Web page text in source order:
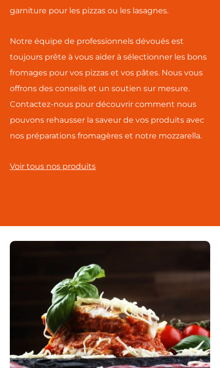
garniture pour les pizzas ou les lasagnes.
Notre équipe de professionnels dévoués est
toujours prête à vous aider à sélectionner les bons
fromages pour vos pizzas et vos pâtes. Nous vous
offrons des conseils et un soutien sur mesure.
Contactez-nous pour découvrir comment nous
pouvons rehausser la saveur de vos produits avec
nos préparations fromagères et notre mozzarella.
Voir tous nos produits